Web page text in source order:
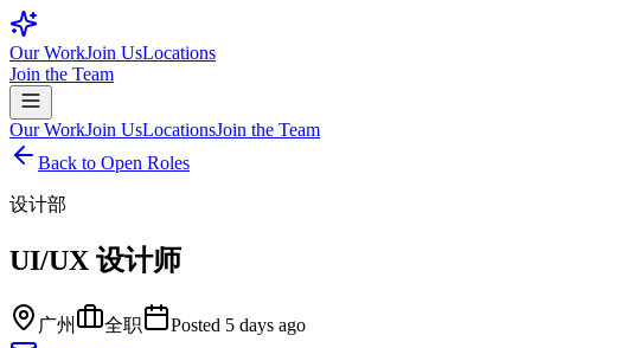
Our WorkJoin UsLocations
Join the Team
Our WorkJoin UsLocationsJoin the Team
Back to Open Roles
设计部
UI/UX 设计师
广州 全职 Posted 5 days ago